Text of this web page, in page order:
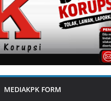
MEDIAKPK FORM